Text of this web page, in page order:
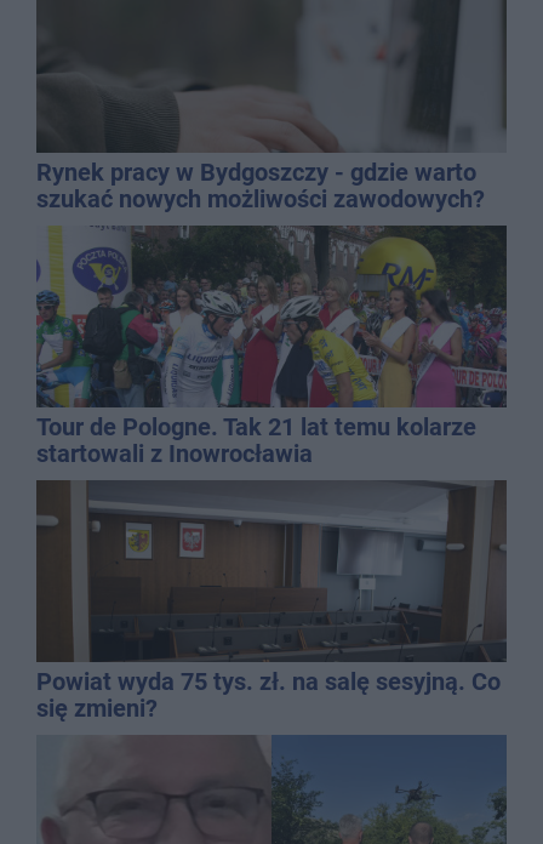
Rynek pracy w Bydgoszczy - gdzie warto
szukać nowych możliwości zawodowych?
Tour de Pologne. Tak 21 lat temu kolarze
startowali z Inowrocławia
Powiat wyda 75 tys. zł. na salę sesyjną. Co
się zmieni?